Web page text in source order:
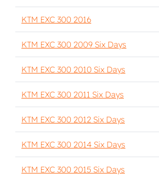
KTM EXC 300 2016
KTM EXC 300 2009 Six Days
KTM EXC 300 2010 Six Days
KTM EXC 300 2011 Six Days
KTM EXC 300 2012 Six Days
KTM EXC 300 2014 Six Days
KTM EXC 300 2015 Six Days